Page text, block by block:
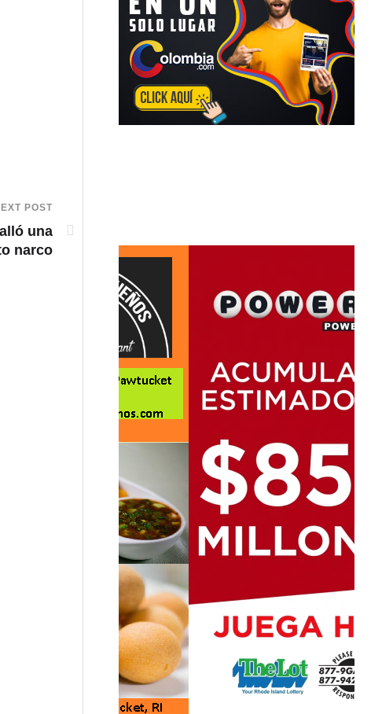
POST
una
narco
Investigan aparición de bandera alusiva al ELN